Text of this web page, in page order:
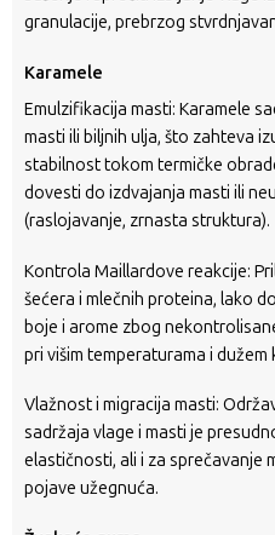
granulacije, prebrzog
Karamele
Emulzifikacija masti: Karamele
masti ili biljnih ulja, što zahteva
stabilnost tokom termičke
dovesti do izdvajanja masti ili
(raslojavanje, zrnasta struktura).
Kontrola Maillardove reakcije:
šećera i mlečnih proteina, lako
boje i arome zbog
pri višim temperaturama i dužem
Vlažnost i migracija masti:
sadržaja vlage i masti je
elastičnosti, ali i za sprečavanje
pojave užegnuća.